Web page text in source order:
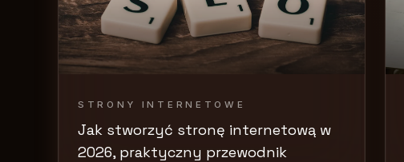
STRONY INTERNETOWE
Jak stworzyć stronę internetową w
2026, praktyczny przewodnik